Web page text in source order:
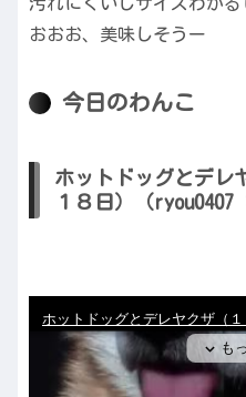
汚れにくいしサイズわかる
おおお、美味しそうー
今日のわんこ
ホットドッグとデレ
１８日）（ryou0407